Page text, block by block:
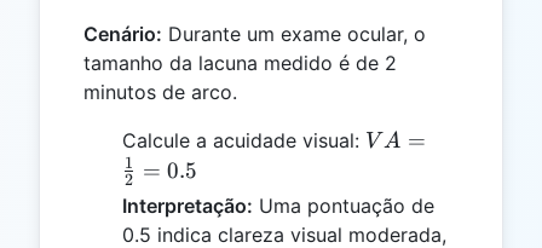
Cenário: Durante um exame ocular, o
tamanho da lacuna medido é de 2
minutos de arco.
Calcule a acuidade visual: VA =
{2} =
0.5
V A =
2
1 = 0.5
Interpretação: Uma pontuação de
0.5 indica clareza visual moderada,